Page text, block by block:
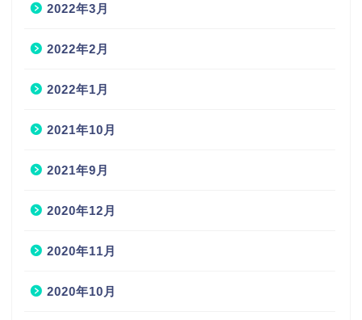
2022年3月
2022年2月
2022年1月
2021年10月
2021年9月
2020年12月
2020年11月
2020年10月